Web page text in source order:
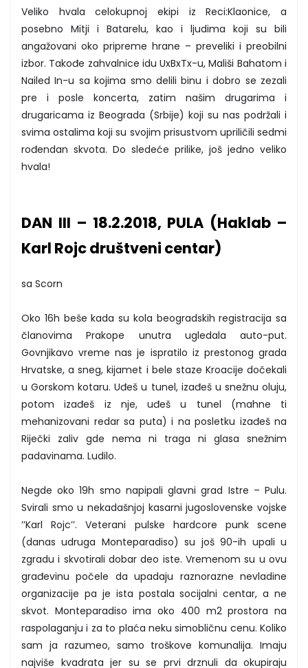
Veliko hvala celokupnoj ekipi iz Reci:Klaonice, a
posebno Mitji i Batarelu, kao i ljudima koji su bili
angažovani oko pripreme hrane – preveliki i preobilni
izbor. Takođe zahvalnice idu UxBxTx-u, Mališi Bahatom i
Nailed In-u sa kojima smo delili binu i dobro se zezali
pre i posle koncerta, zatim našim drugarima i
drugaricama iz Beograda (Srbije) koji su nas podržali i
svima ostalima koji su svojim prisustvom upriličili sedmi
rođendan skvota. Do sledeće prilike, još jedno veliko
hvala!
DAN III – 18.2.2018, PULA (Haklab –
Karl Rojc društveni centar)
sa Scorn
Oko 16h beše kada su kola beogradskih registracija sa
članovima Prakope unutra ugledala auto-put.
Govnjikavo vreme nas je ispratilo iz prestonog grada
Hrvatske, a sneg, kijamet i bele staze Kroacije dočekali
u Gorskom kotaru. Uđeš u tunel, izađeš u snežnu oluju,
potom izađeš iz nje, uđeš u tunel (mahne ti
mehanizovani redar sa puta) i na posletku izađeš na
Riječki zaliv gde nema ni traga ni glasa snežnim
padavinama. Ludilo.
Negde oko 19h smo napipali glavni grad Istre – Pulu.
Svirali smo u nekadašnjoj kasarni jugoslovenske vojske
’’Karl Rojc’’. Veterani pulske hardcore punk scene
(danas udruga Monteparadiso) su još 90-ih upali u
zgradu i skvotirali dobar deo iste. Vremenom su u ovu
građevinu počele da upadaju raznorazne nevladine
organizacije pa je ista postala socijalni centar, a ne
skvot. Monteparadiso ima oko 400 m2 prostora na
raspolaganju i za to plaća neku simobličnu cenu. Koliko
sam ja razumeo, samo troškove komunalija. Imaju
najviše kvadrata jer su se prvi drznuli da okupiraju